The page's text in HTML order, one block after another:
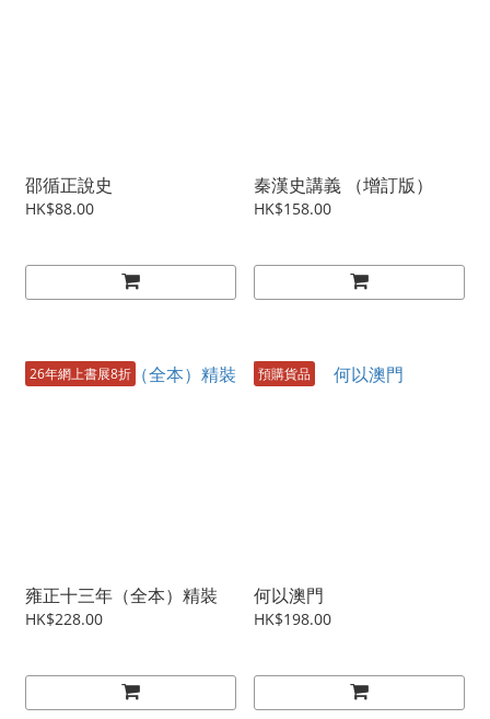
邵循正說史
HK$88.00
秦漢史講義 （增訂版）
HK$158.00
26年網上書展8折
雍正十三年（全本）精裝
HK$228.00
預購貨品
何以澳門
HK$198.00